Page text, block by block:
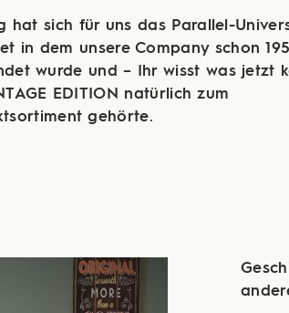
hat sich für uns das Parallel-
in dem unsere Company schon
wurde und – Ihr wisst was jetzt
EDITION natürlich zum
gehörte.